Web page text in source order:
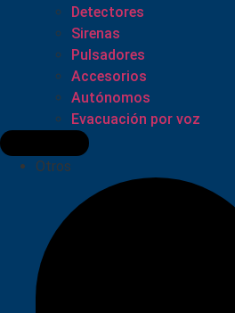
Detectores
Sirenas
Pulsadores
Accesorios
Autónomos
Evacuación por voz
Otros